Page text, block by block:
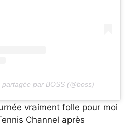
par BOSS (@boss)
vraiment folle pour moi
Channel après